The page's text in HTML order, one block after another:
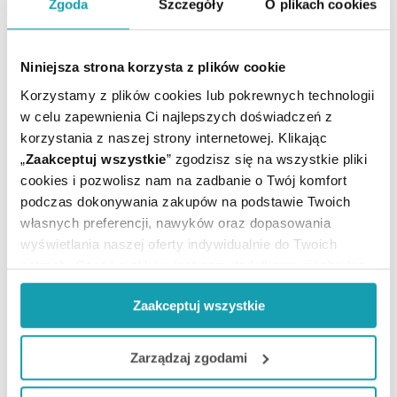
Zgoda Szczegóły O plikach cookies
Niniejsza strona korzysta z plików cookie
Korzystamy z plików cookies lub pokrewnych technologii
w celu zapewnienia Ci najlepszych doświadczeń z
korzystania z naszej strony internetowej. Klikając
„Zaakceptuj wszystkie” zgodzisz się na wszystkie pliki
cookies i pozwolisz nam na zadbanie o Twój komfort
podczas dokonywania zakupów na podstawie Twoich
własnych preferencji, nawyków oraz dopasowania
wyświetlania naszej oferty indywidualnie do Twoich
potrzeb. Część z plików jest nam dodatkowo niezbędna
do prawidłowego działania Portalu oraz jego
funkcjonalności. W zależności od funkcji, dane o tym jak
korzystasz z naszej witryny będą również przekazywane
do naszych Partnerów marketingowych i analitycznych.
Jeżeli chcesz dostosować swoją zgodę i wybrać tylko
Zaakceptuj wszystkie
Zarządzaj zgodami
która ułatwia transport i przechowywanie. Niewielki
rozmiar idzie w parze z mobilnością – inhalator
uwagę zasługuje fakt, że sprzęt cicho pracuje, dlatego
NOVAMA Pingo Spark –
aspirator do nosa
myślą o codziennym użytkowaniu w domu, gdzie liczą
się prostota i komfort dziecka.